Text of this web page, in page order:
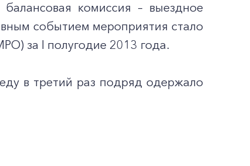
комиссия – выездное
событием мероприятия стало
за I полугодие 2013 года.
в третий раз подряд одержало